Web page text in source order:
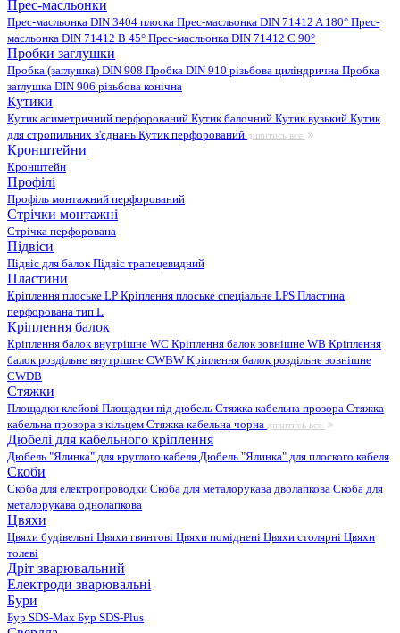
Прес-масльонки
Прес-масльонка DIN 3404 плоска Прес-масльонка DIN 71412 A 180° Прес-
масльонка DIN 71412 B 45° Прес-масльонка DIN 71412 C 90°
Пробки заглушки
Пробка (заглушка) DIN 908 Пробка DIN 910 різьбова циліндрична Пробка
заглушка DIN 906 різьбова конічна
Кутики
Кутик асиметричний перфорований Кутик балочний Кутик вузький Кутик
для стропильних з'єднань Кутик перфорований дивитись все
Кронштейни
Кронштейн
Профілі
Профіль монтажний перфорований
Стрічки монтажні
Стрічка перфорована
Підвіси
Підвіс для балокПідвіс трапецевидний
Пластини
Кріплення плоське LP Кріплення плоське спеціальне LPS Пластина
перфорована тип L
Кріплення балок
Кріплення балок внутрішне WC Кріплення балок зовнішне WB Кріплення
балок роздільне внутрішне CWBW Кріплення балок роздільне зовнішне
CWDB
Стяжки
Площадки клейові Площадки під дюбель Стяжка кабельна прозора Стяжка
кабельна прозора з кільцем Стяжка кабельна чорна дивитись все
Дюбелі для кабельного кріплення
Дюбель "Ялинка" для круглого кабеля Дюбель "Ялинка" для плоского кабеля
Скоби
Скоба для електропроводки Скоба для металорукава дволапкова Скоба для
металорукава однолапкова
Цвяхи
Цвяхи будівельні Цвяхи гвинтові Цвяхи поміднені Цвяхи столярні Цвяхи
толеві
Дріт зварювальний
Електроди зварювальні
Бури
Бур SDS-Max Бур SDS-Plus